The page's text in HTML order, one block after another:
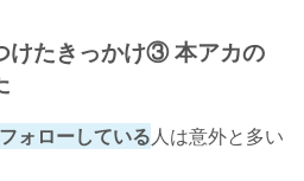
けたきっかけ③ 本アカの
ォローしている人は意外と多い